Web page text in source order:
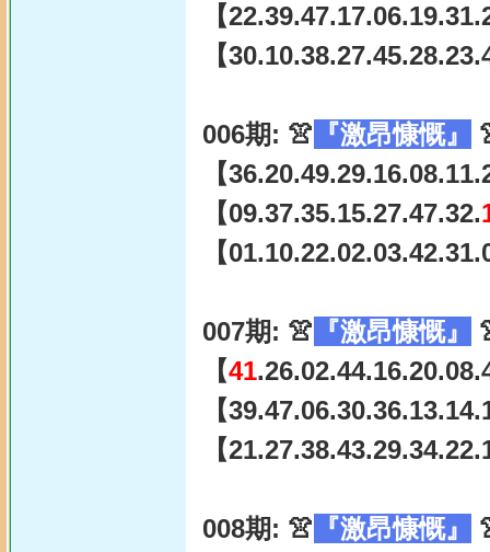
【
【
006期: 👚 『激昂慷慨』
【
【09.37.35.15.27.47.32.
【
007期: 👚 『激昂慷慨』
【41
【
【
008期: 👚 『激昂慷慨』